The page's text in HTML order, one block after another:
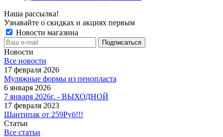
Наша рассылка!
Узнавайте о скидках и акциях первым
Новости магазина
Новости
Все новости
17 февраля 2026
Муляжные формы из пенопласта
6 января 2026
7 января 2026г. - ВЫХОДНОЙ
17 февраля 2023
Шантипак от 259Руб!!!
Статьи
Все статьи